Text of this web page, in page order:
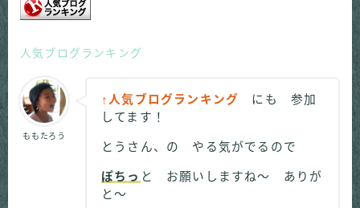
人気ブログランキング
ももたろう
↑人気ブログランキング
にも 参加
してます！
とうさん、の やる気がでるので
ぽちっ と お願いしますね～ ありが
と～